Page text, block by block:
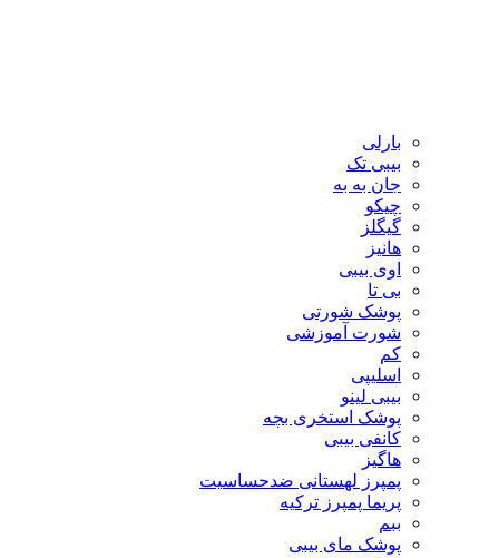
بارلی
بیبی تک
جان به به
چیکو
گیگلز
هانیز
اوی بیبی
بی تا
پوشک شورتی
شورت آموزشی
کم
اسلیپی
بیبی لینو
پوشک استخری بچه
کانفی بیبی
هاگیز
پمپرز لهستانی ضدحساسیت
پریما پمپرز ترکیه
ببم
پوشک مای بیبی